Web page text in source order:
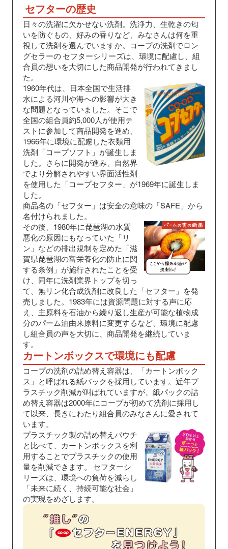
セフターの歴史
日々の洗濯に欠かせない洗剤。洗浄力、生乾きの匂
いを防ぐもの、好みの香りなど、みなさんは何を重
視して洗剤を選んでいますか。コープの洗剤でロン
グセラーのセフターシリーズは、環境に配慮し、組
合員の想いを大切にした商品開発が行われてきまし
た。
1960年代は、日本全国で生活排
水による河川や海への影響が大き
な問題となっていました。そこで
全国の組合員約5,000人が使用テ
ストに参加して商品開発を進め、
1966年に環境に配慮した衣類用
洗剤「コープソフト」が誕生しま
した。さらに開発が進み、自然界
でより分解されやすい界面活性剤
を使用した「コープセフター」が1969年に誕生しま
した。
商品名の「セフター」は安全の意味の「SAFE」から
名付けられました。
その後、1980年に琵琶湖の水質
悪化の原因にもなっていた「リ
ン」などの排出規制を定めた「滋
賀県琵琶湖の富栄養化の防止に関
する条例」が施行されたことを受
け、同年に洗剤業界トップを切っ
て、無リン化合成洗剤に改良した「セフター」を発
売しました。1983年には資源問題に対する声に応
え、主原料を石油から繰り返し生産が可能な植物成
分のパーム油由来原料に変更するなど、環境に配慮
し組合員の声を大切に、商品開発を継続していま
す。
カートンボックスで環境にも配慮
コープの洗剤の詰め替え容器は、「カートンボック
ス」と呼ばれる紙パックを採用しています。近年プ
ラスチック削減が叫ばれていますが、紙パックの詰
め替え容器は2000年にコープが初めて洗剤に採用し
て以来、長きにわたり組合員のみなさんに愛されて
います。
プラスチック製の詰め替えパウチ
と比べて、カートンボックスを利
用することでプラスチックの使用
量を削減できます。
セフターシ
リーズは、環境への負荷を減らし
「未来に続く、持続可能な社会」
の実現をめざします。